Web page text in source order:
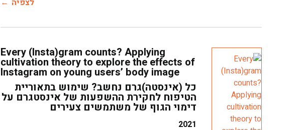
לצפיה
Every (Insta)gram counts? Applying
cultivation theory to explore the effects of
Instagram on young users’ body image
כל (אינסטה)גרם נחשב? שימוש בתאוריית
הטיפוח לחקירת ההשפעות של אינסטגרם על
דימוי הגוף של משתמשים צעירים
2021